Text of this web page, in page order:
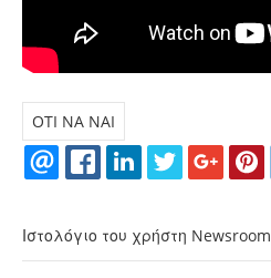
OTI NA NAI
Ιστολόγιο του χρήστη Newsroom